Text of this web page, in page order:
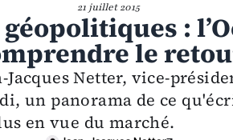
21 juillet 2015
:
le
Netter, vice-
un panorama de ce
en vue du marché.